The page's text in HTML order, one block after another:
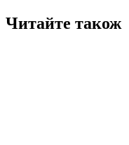
Читайте також